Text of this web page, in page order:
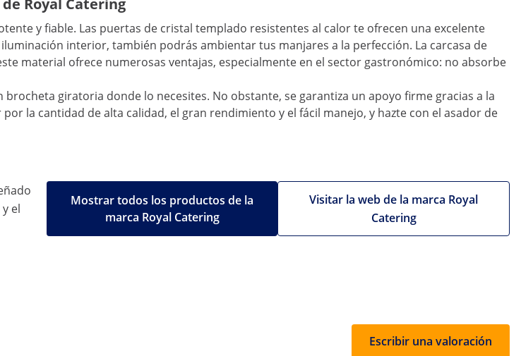
Royal Catering
y fiable. Las puertas de cristal templado resistentes al calor te ofrecen una excelente
interior, también podrás ambientar tus manjares a la perfección. La carcasa de
material ofrece numerosas ventajas, especialmente en el sector gastronómico: no absorbe
giratoria donde lo necesites. No obstante, se garantiza un apoyo firme gracias a la
la cantidad de alta calidad, el gran rendimiento y el fácil manejo, y hazte con el asador de
el
Visitar la web de la marca Royal
Catering
Mostrar todos los productos de la
marca Royal Catering
Escribir una valoración